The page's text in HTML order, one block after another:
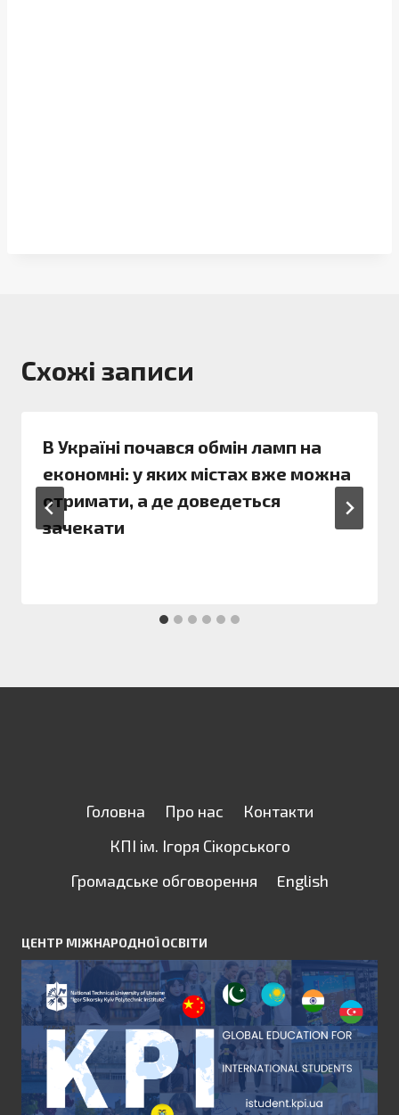
Схожі записи
В Україні почався обмін ламп на
економні: у яких містах вже можна
отримати, а де доведеться
зачекати
Головна Про нас
Контакти
КПІ ім. Ігоря Сікорського
Громадське обговорення
English
ЦЕНТР МІЖНАРОДНОЇ ОСВІТИ